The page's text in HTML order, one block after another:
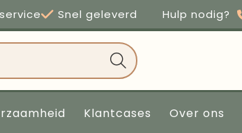
Snel geleverd Hulp nodig?
Klantcases Over ons